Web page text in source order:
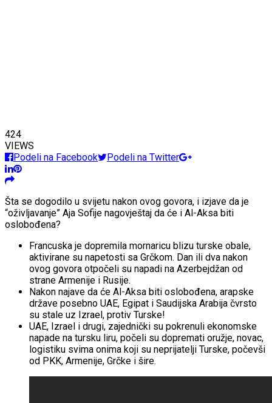
424
VIEWS
Podeli na Facebook
Podeli na Twitter
Šta se dogodilo u svijetu nakon ovog govora, i izjave da je
“oživljavanje” Aja Sofije nagovještaj da će i Al-Aksa biti
oslobođena?
Francuska je dopremila mornaricu blizu turske obale,
aktivirane su napetosti sa Grčkom. Dan ili dva nakon
ovog govora otpočeli su napadi na Azerbejdžan od
strane Armenije i Rusije.
Nakon najave da će Al-Aksa biti oslobođena, arapske
države posebno UAE, Egipat i Saudijska Arabija čvrsto
su stale uz Izrael, protiv Turske!
UAE, Izrael i drugi, zajednički su pokrenuli ekonomske
napade na tursku liru, počeli su dopremati oružje, novac,
logistiku svima onima koji su neprijatelji Turske, počevši
od PKK, Armenije, Grčke i šire.